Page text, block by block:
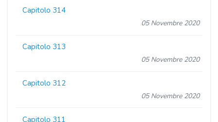
Capitolo 314
05 Novembre 2020
Capitolo 313
05 Novembre 2020
Capitolo 312
05 Novembre 2020
Capitolo 311